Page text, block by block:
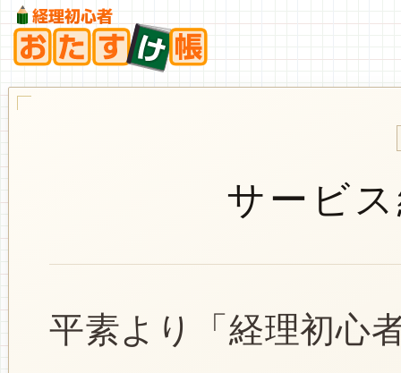
サービ
平素より「経理初心